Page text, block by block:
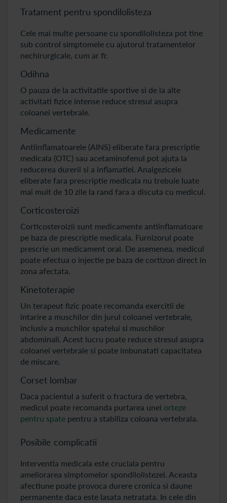
Tratament pentru spondilolisteza
Cele mai multe persoane cu spondilolisteza pot tine
sub control simptomele cu ajutorul tratamentelor
nechirurgicale, cum ar fi:
Odihna
O pauza de la activitatile sportive si de la alte
activitati fizice intense reduce stresul asupra
coloanei vertebrale.
Medicamente
Antiinflamatoarele (AINS) eliberate fara prescriptie
medicala (OTC) sau acetaminofenul pot ajuta la
reducerea durerii si a inflamatiei. Analgezicele
eliberate fara prescriptie medicala nu trebuie luate
mai mult de 10 zile la rand fara a discuta cu medicul.
Corticosteroizi
Corticosteroizii sunt medicamente antiinflamatoare
pe baza de prescriptie medicala. Furnizorul poate
prescrie un medicament oral. De asemenea, medicul
poate efectua o injectie pe baza de cortizon direct in
zona afectata.
Kinetoterapie
Un terapeut fizic poate recomanda exercitii de
intarire a muschilor din jurul coloanei vertebrale,
inclusiv a muschilor spatelui si muschilor
abdominali. Acest lucru poate reduce stresul asupra
coloanei vertebrale si poate imbunatati capacitatea
de miscare.
Corset lombar
Daca pacientul a suferit o fractura de vertebra,
medicul poate recomanda purtarea unei orteze
pentru spate pentru a stabiliza coloana vertebrala.
Posibile complicatii
Interventia medicala este cruciala pentru
ameliorarea simptomelor spondilolistezei. Aceasta
afectiune poate provoca durere cronica si daune
permanente daca este lasata netratata. In cele din